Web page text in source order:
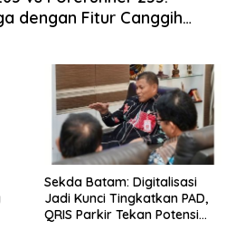
dengan Fitur Canggih
Sekda Batam: Digitalisasi
Jadi Kunci Tingkatkan PAD,
QRIS Parkir Tekan Potensi